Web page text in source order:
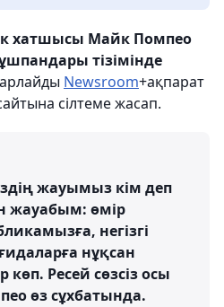
хатшысы Майк Помпео
тізімінде
Newsroom+ақпарат
сілтеме жасап.
жауымыз кім деп
жауабым: өмір
негізгі
нұқсан
көп. Ресей сөзсіз осы
өз сұхбатында.